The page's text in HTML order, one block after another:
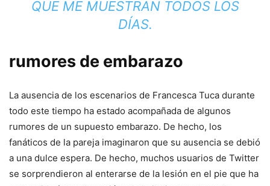
QUE ME MUESTRAN TODOS LOS
DÍAS.
rumores de embarazo
La ausencia de los escenarios de Francesca Tuca durante
todo este tiempo ha estado acompañada de algunos
rumores de un supuesto embarazo. De hecho, los
fanáticos de la pareja imaginaron que su ausencia se debió
a una dulce espera. De hecho, muchos usuarios de Twitter
se sorprendieron al enterarse de la lesión en el pie que ha